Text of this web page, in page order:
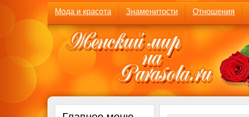
Мода и красота Знаменитости Отношения